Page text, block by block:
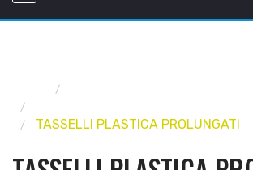
TASSELLI PLASTICA PROLUNGATI